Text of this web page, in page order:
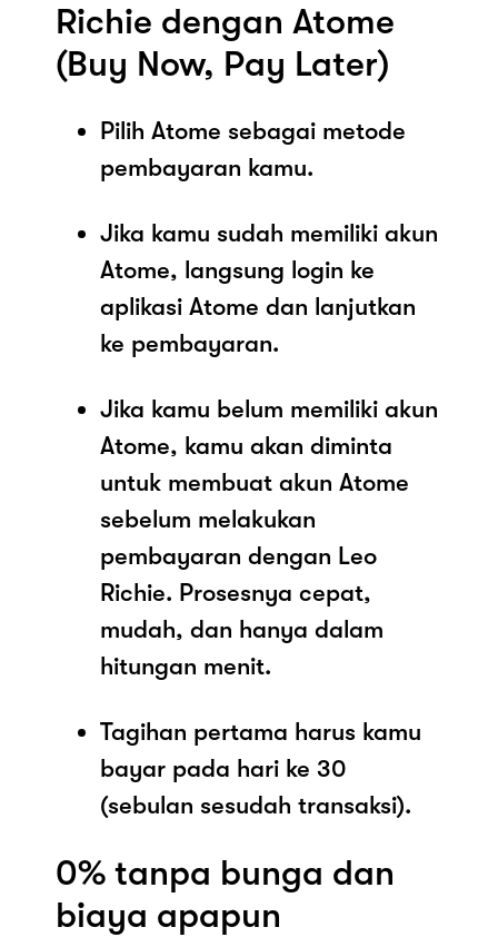
Richie dengan Atome
(Buy Now, Pay Later)
Pilih Atome sebagai metode
pembayaran kamu.
Jika kamu sudah memiliki akun
Atome, langsung login ke
aplikasi Atome dan lanjutkan
ke pembayaran.
Jika kamu belum memiliki akun
Atome, kamu akan diminta
untuk membuat akun Atome
sebelum melakukan
pembayaran dengan Leo
Richie. Prosesnya cepat,
mudah, dan hanya dalam
hitungan menit.
Tagihan pertama harus kamu
bayar pada hari ke 30
(sebulan sesudah transaksi).
0% tanpa bunga dan
biaya apapun